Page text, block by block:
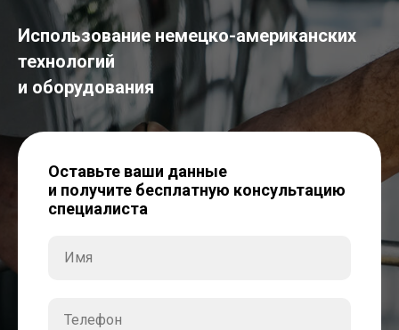
Использование немецко-американских
технологий
и оборудования
Оставьте ваши данные
и получите бесплатную консультацию
специалиста